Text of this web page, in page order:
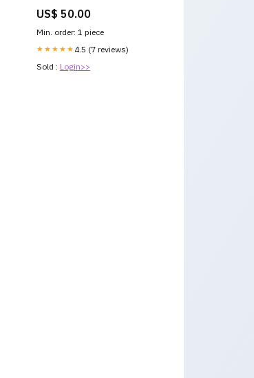
US$ 50.00
Min. order: 1 piece
★★★★★ 4.5 (7 reviews)
Sold : Login>>